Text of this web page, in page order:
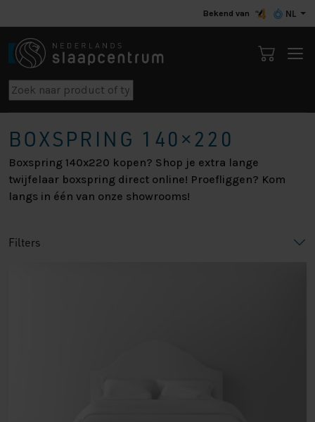
Bekend van NL
BOXSPRING 140×220
Boxspring 140x220 kopen? Shop je extra lange
twijfelaar boxspring direct online! Proefliggen? Kom
langs in één van onze showrooms!
Filters